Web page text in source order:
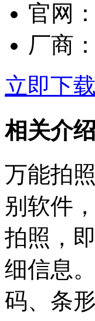
官网：
厂商：
立即下载
相关介绍
万能拍
别软件
拍照，
细信息
码、条